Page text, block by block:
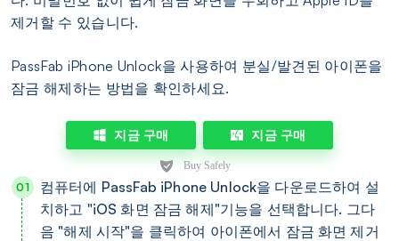
제거할 수 있습니다.
PassFab iPhone Unlock을 사용하여 분실/발견된 아이폰을
잠금 해제하는 방법을 확인하세요.
지금 구매 지금 구매
컴퓨터에 PassFab iPhone Unlock을 다운로드하여 설
치하고 "iOS 화면 잠금 해제"기능을 선택합니다. 그다
음 "해제 시작"을 클릭하여 아이폰에서 잠금 화면 제거